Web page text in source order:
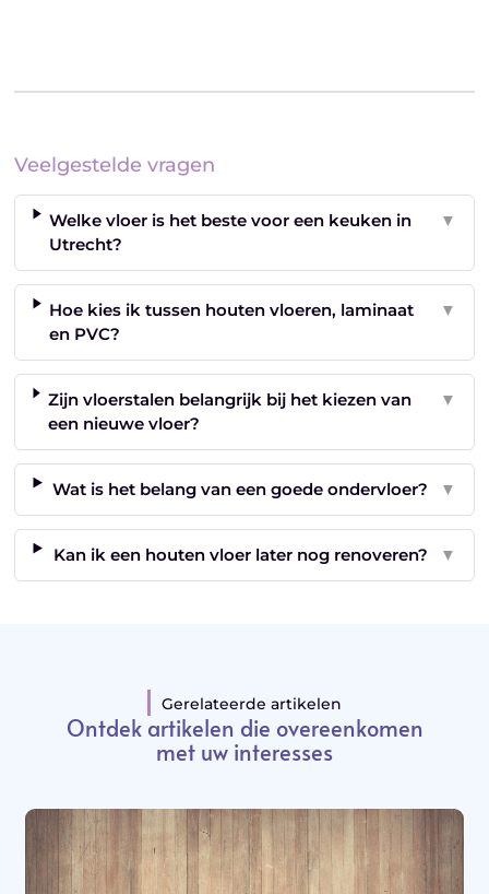
Veelgestelde vragen
Welke vloer is het beste voor een keuken in
Utrecht?
▼
Hoe kies ik tussen houten vloeren, laminaat
en PVC?
▼
Zijn vloerstalen belangrijk bij het kiezen van
een nieuwe vloer?
▼
Wat is het belang van een goede ondervloer? ▼
Kan ik een houten vloer later nog renoveren? ▼
Gerelateerde artikelen
Ontdek artikelen die overeenkomen
met uw interesses